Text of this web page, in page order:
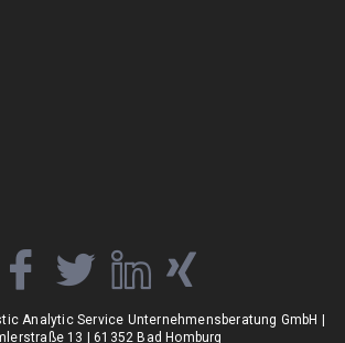
Analytic Service Unternehmensberatung GmbH |
13 | 61352 Bad Homburg